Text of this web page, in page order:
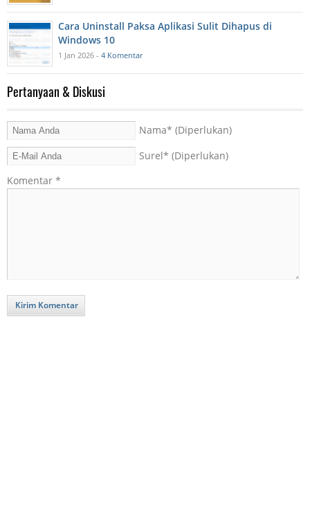
Cara Uninstall Paksa Aplikasi Sulit Dihapus di
Windows 10
1 Jan 2026 - 4 Komentar
Pertanyaan & Diskusi
Nama* (Diperlukan)
Surel* (Diperlukan)
Komentar *
Kirim Komentar